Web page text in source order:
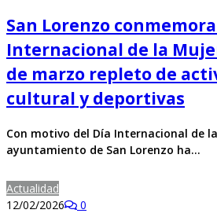
San Lorenzo
Internacional de la
de marzo repleto de
cultural y deportivas
Con motivo del Día Internacional de
ayuntamiento de San Lorenzo ha…
Actualidad
12/02/2026
0